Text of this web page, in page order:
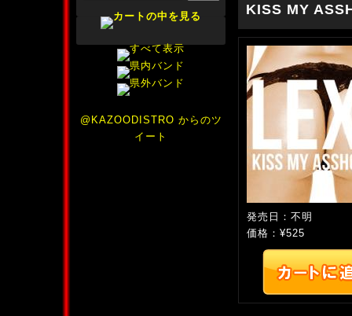
@KAZOODISTRO からのツ
イート
KISS MY
発売日：不明
価格：¥525